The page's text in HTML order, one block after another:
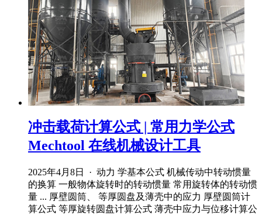
冲击载荷计算公式 | 常用力学公式
Mechtool 在线机械设计工具
2025年4月8日 · 动力 学基本公式 机械传动中转动惯量
的换算 一般物体旋转时的转动惯量 常用旋转体的转动惯
量 ... 厚壁圆筒、 等厚圆盘及薄壳中的应力 厚壁圆筒计
算公式 等厚旋转圆盘计算公式 薄壳中应力与位移计算公